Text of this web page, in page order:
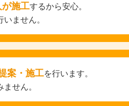
が施工するから安心。
ません。
案・施工を行います。
せん。